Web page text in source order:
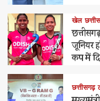
खेल
जूनियर
कप में
छत्तीसगढ़